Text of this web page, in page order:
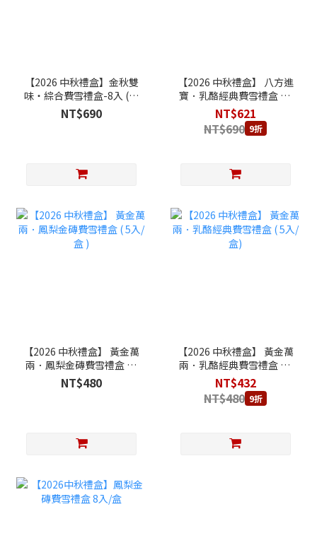
【2026 中秋禮盒】金秋雙
味‧綜合費雪禮盒-8入 (鳳
梨金磚費雪4入+乳酪經典
費雪4入)
NT$690
【2026 中秋禮盒】 八方進
寶．乳酪經典費雪禮盒 ( 8
入/盒)
NT$621
NT$690 9折
【2026 中秋禮盒】 黃金萬
兩．鳳梨金磚費雪禮盒 ( 5
入/盒 )
NT$480
【2026 中秋禮盒】 黃金萬
兩．乳酪經典費雪禮盒 ( 5
入/盒)
NT$432
NT$480 9折